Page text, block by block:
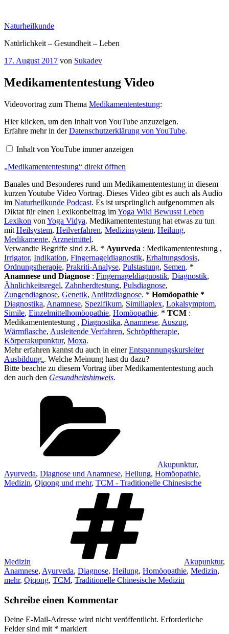
springen
Naturheilkunde
Natürlichkeit – Gesundheit – Leben
Veröffentlicht
17. August 2017 von Sukadev
Medikamententestung Video
Videovortrag zum Thema Medikamententestung:
„Medikamententestung“
von
YouTube
Hier klicken, um den Inhalt von YouTube anzuzeigen.
Erfahre mehr in derDatenschutzerklärung von YouTube.
Inhalt von YouTube immer anzeigen
„Medikamententestung“ direkt öffnen
Banales und Besonderes rund um Medikamententestung in diesem
kurzen Youtube Video Vortrag. Dieses Video gibt es auch als Audio
im Naturheilkunde Podcast. Es ist ursprünglich aufgenommen als
Diktat für einen Lexikonbeitrag imYoga Wiki Bewusst Leben
Lexikon von Yoga Vidya. Medikamententestung hat etwas zu tun
mit Heilsystem, Heilverfahren, Medizinsystem, Heilung,
Medikamente, Arzneimittel.
Verwandte Begriffe sind z.B. * Ayurveda : Medikamententestung ,
Irrigator, Indikation, Fingernageldiagnostik, Erhaltungsdosis,
Ordnungstherapie, Prakriti-Analyse, Pulstastung, Semen. *
Anamnese und Diagnose : Fingernageldiagnostik, Diagnostik,
Ähnlichkeitsregel, Zahnherdtestung, Pulsdiagnose,
Zungendiagnose, Genetik, Antlitzdiagnose. * Homöopathie *
Diagnostika, Anamnese, Spezifikum, Similiaplex, Lokalsymptom,
Simile, Einzelmittelhomöopathie, Homöopathie. * TCM :
Medikamententestung , Diagnostika, Anamnese, Auszug,
Wärmflasche, Ausleitende Verfahren, Schröpftherapie,
Körperakupunktur, Moxa.
Mehr erfahren kannst du auch in einerEntspannungskursleiter
Ausbildung.. Welche Meinung hast du dazu?
Bitte beachte zu diesem Vortrag über Medikamententestung auch
den auch den Gesundheitshinweis.
Akupunktur,
Ayurveda, Diagnose und Anamnese, Heilung, Homöopathie,
Medizin, Qiqong und mehr, TCM - Traditionelle Chinesische
Medizin Akupunktur,
Anamnese, Ayurveda, Diagnose, Heilung, Homöopathie, Medizin,
mehr, Qiqong, TCM, Traditionelle Chinesische Medizin
Schreibe einen Kommentar
Deine E-Mail-Adresse wird nicht veröffentlicht. Erforderliche
Felder sind mit * markiert